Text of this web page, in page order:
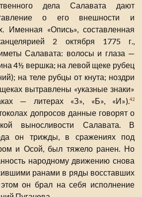
дела Салавата дают
о его внешности и
Именная «Опись», составленная
2 октября 1775 г.,
Салавата: волосы и глаза —
4½ вершка; на левой щеке рубец
на теле рубцы от кнута; ноздри
вытравлены «указные знаки»
— литерах «З», «Б», «И»).42
допросов данные говорят о
выносливости Салавата. В
он трижды, в сражениях под
и Осой, был тяжело ранен. Но
народному движению снова
ранами в ряды восставших
он брал на себя исполнение